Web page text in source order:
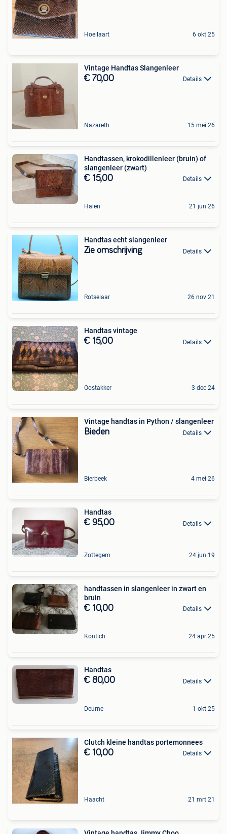
Hoeilaart 6 okt 25
Vintage Handtas Slangenleer
€ 70,00 Details
Nazareth 15 mei 26
Handtassen, krokodillenleer (bruin) of
slangenleer (zwart)
€ 15,00 Details
Halen 21 jun 26
Handtas echt slangenleer
Zie omschrijving Details
Rotselaar 26 nov 21
Handtas vintage
€ 15,00 Details
Oostakker 3 dec 24
Vintage handtas in Python / slangenleer
Bieden Details
Bierbeek 4 mei 26
Handtas
€ 95,00 Details
Zottegem 24 jun 19
handtassen in slangenleer in zwart en
bruin
€ 10,00 Details
Kontich 24 apr 25
Handtas
€ 80,00 Details
Deurne 1 okt 25
Clutch kleine handtas portemonnees
€ 10,00 Details
Haacht 21 mrt 21